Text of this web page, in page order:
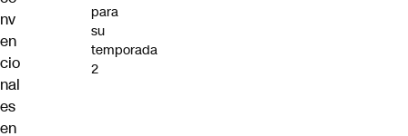
nv
en
cio
nal
es
en
para
su
temporada
2